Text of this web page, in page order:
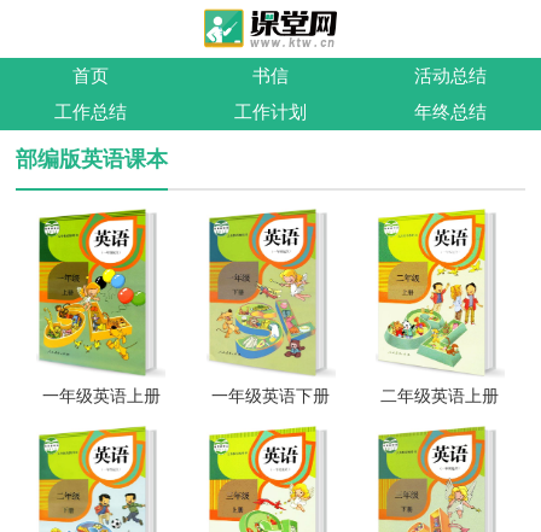
首页 书信
活动总结
工作总结
工作计划 年终总结
部编版英语课本
一年级英语上册 一年级英语下册 二年级英语上册